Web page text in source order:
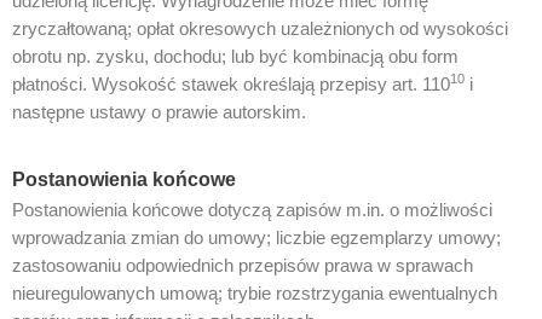
zryczałtowaną; opłat okresowych uzależnionych od wysokości
obrotu np. zysku, dochodu; lub być kombinacją obu form
płatności. Wysokość stawek określają przepisy art. 11010 i
następne ustawy o prawie autorskim.
Postanowienia końcowe
Postanowienia końcowe dotyczą zapisów m.in. o możliwości
wprowadzania zmian do umowy; liczbie egzemplarzy umowy;
zastosowaniu odpowiednich przepisów prawa w sprawach
nieuregulowanych umową; trybie rozstrzygania ewentualnych